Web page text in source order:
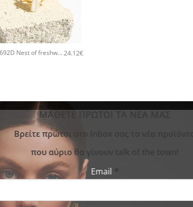
+
5692D Nest of freshwater pearl χειροποίητο δαχτυλιδι Catherine bijoux Χρυσό 24.12€
ΜΑΘΕΤΕ ΠΡΩΤΟΙ ΤΑ ΝΕΑ ΜΑΣ
Bρείτε πρώτοι στο Inbox σας τα νέα προϊόντα
που αύριο θα γίνουν talk of the town!
Email